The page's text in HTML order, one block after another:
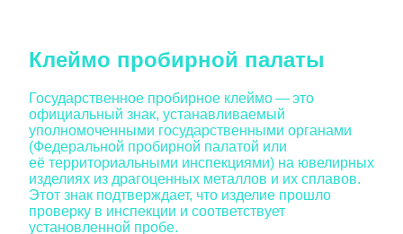
Клеймо пробирной палаты
Государственное пробирное клеймо — это
официальный знак, устанавливаемый
уполномоченными государственными органами
(Федеральной пробирной палатой или
её территориальными инспекциями) на ювелирных
изделиях из драгоценных металлов и их сплавов.
Этот знак подтверждает, что изделие прошло
проверку в инспекции и соответствует
установленной пробе.